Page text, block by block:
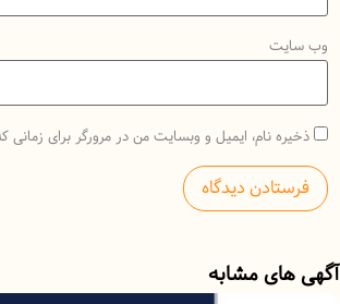
وب‌ سایت
ذخیره نام، ایمیل و وبسایت من در مرورگر برای زمانی
آگهی های مشابه